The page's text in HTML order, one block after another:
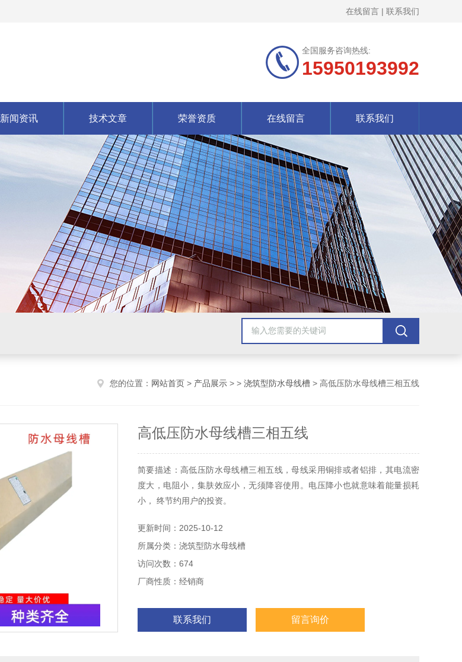
在线留言 | 联系我们
全国服务咨询热线:
15950193992
新闻资讯 技术文章 荣誉资质 在线留言 联系我们
您的位置： 网站首页 > 产品展示 > > 浇筑型防水母线槽 > 高低压防水母线槽三相五线
高低压防水母线槽三相五线
简要描述：高低压防水母线槽三相五线，母线采用铜排或者铝排，其电流密
度大，电阻小，集肤效应小，无须降容使用。电压降小也就意味着能量损耗
小， 终节约用户的投资。
更新时间：2025-10-12
所属分类：浇筑型防水母线槽
访问次数：674
厂商性质：经销商
联系我们 留言询价